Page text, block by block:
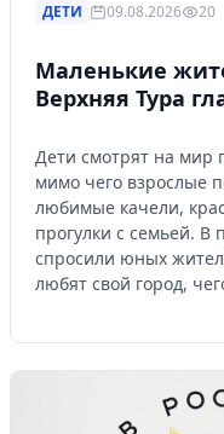
ДЕТИ 09.08.2026 20
Маленькие
Верхняя Тура
Дети смотрят на мир
мимо чего взрослые
любимые качели,
прогулки с семьей.
спросили юных
любят свой город,